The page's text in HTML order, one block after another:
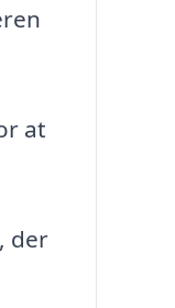
at
, der